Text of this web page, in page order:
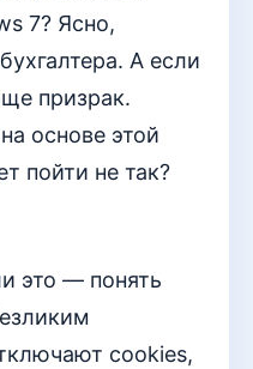
7? Ясно,
А если
призрак.
основе этой
пойти не так?
это — понять
cookies,